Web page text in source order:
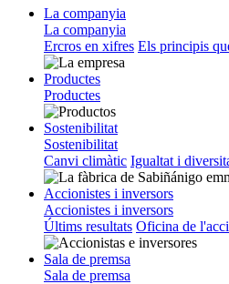
La companyia
La companyia
Ercros en xifres Els principis
Productes
Productes
Sostenibilitat
Sostenibilitat
Canvi climàtic Igualtat i
Accionistes i inversors
Accionistes i inversors
Últims resultats Oficina de
Sala de premsa
Sala de premsa